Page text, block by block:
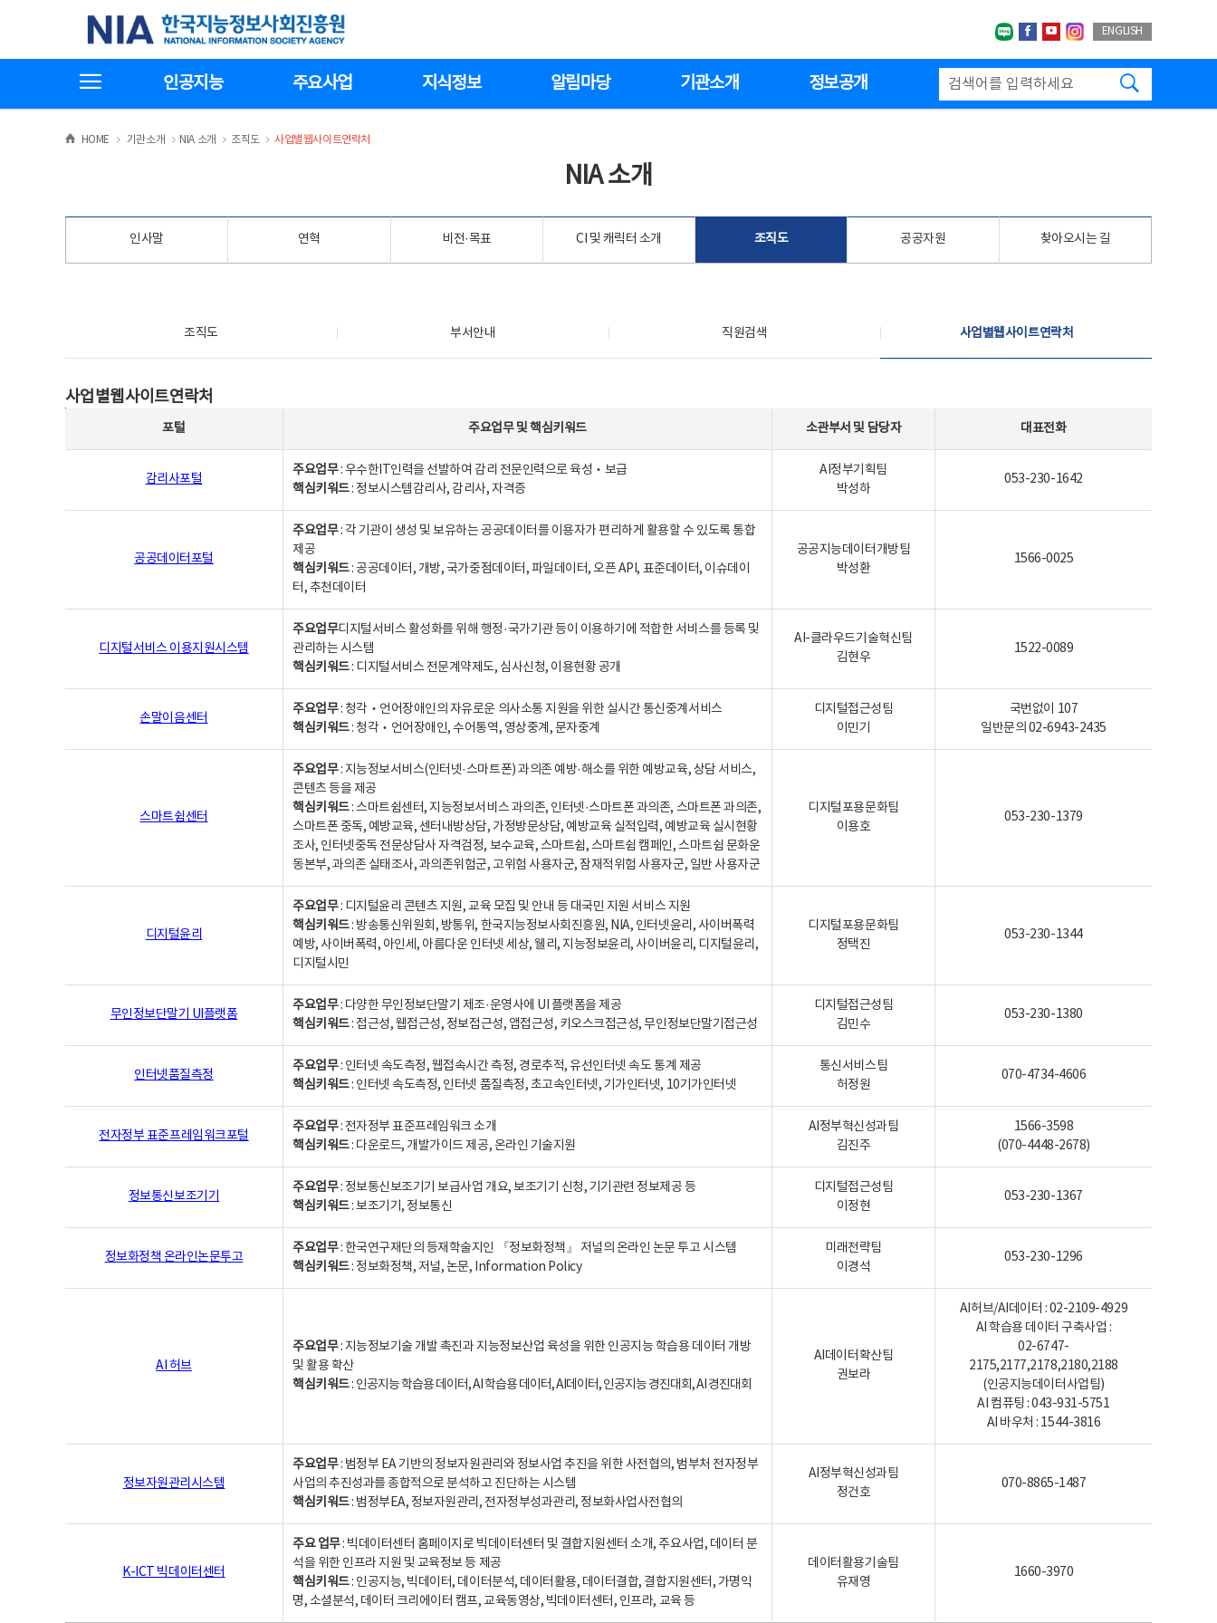
기
한국지능정보사회진흥원
네이버블로그
페이스북
유투브인스타그랩
ENGLISH
인공지능 주요사업 지식정보 알림마당 기관소개 정보공개
HOME >
기관소개 >NIA 소개 >
조직도 >
사업별웹사이트연락처
NIA 소개
인사말 연혁 비전·목표 CI 및 캐릭터 소개 조직도 공공자원 찾아오시는 길
조직도 부서안내 직원검색 사업별웹사이트연락처
사업별웹사이트연락처
포털 주요업무및핵심키워드 소관부서 및 담당자 대표전화
감리사포털
주요업무: 우수한IT인력을 선발하여 감리 전문인력으로 육성‧보급
핵심키워드: 정보시스템감리사, 감리사, 자격증
AI정부기획팀
박성하
053-230-1642
공공데이터포털
주요업무: 각 기관이 생성 및 보유하는 공공데이터를 이용자가 편리하게 활용할 수 있도록 통합
제공
핵심키워드: 공공데이터, 개방, 국가중점데이터, 파일데이터, 오픈 API, 표준데이터, 이슈데이
터, 추천데이터
공공지능데이터개방팀
박성환
1566-0025
디지털서비스 이용지원시스템
주요업무디지털서비스 활성화를 위해 행정·국가기관 등이 이용하기에 적합한 서비스를 등록 및
관리하는 시스템
핵심키워드: 디지털서비스 전문계약제도, 심사신청, 이용현황 공개
AI-클라우드기술혁신팀
김현우
1522-0089
손말이음센터
주요업무: 청각‧언어장애인의 자유로운 의사소통 지원을 위한 실시간 통신중계서비스
핵심키워드: 청각‧언어장애인, 수어통역, 영상중계, 문자중계
디지털접근성팀
이민기
국번없이 107
일반문의 02-6943-2435
스마트쉼센터
주요업무: 지능정보서비스(인터넷·스마트폰) 과의존 예방·해소를 위한 예방교육, 상담 서비스,
콘텐츠 등을 제공
핵심키워드: 스마트쉼센터, 지능정보서비스 과의존, 인터넷·스마트폰 과의존, 스마트폰 과의존,
스마트폰 중독, 예방교육, 센터내방상담, 가정방문상담, 예방교육 실적입력, 예방교육 실시현황
조사, 인터넷중독 전문상담사 자격검정, 보수교육, 스마트쉼, 스마트쉼 캠페인, 스마트쉼 문화운
동본부, 과의존 실태조사, 과의존위험군, 고위험 사용자군, 잠재적위험 사용자군, 일반 사용자군
디지털포용문화팀
이용호
053-230-1379
디지털윤리
주요업무: 디지털윤리 콘텐츠 지원, 교육 모집 및 안내 등 대국민 지원 서비스 지원
핵심키워드: 방송통신위원회, 방통위, 한국지능정보사회진흥원, NIA, 인터넷윤리, 사이버폭력
예방, 사이버폭력, 아인세, 아름다운 인터넷 세상, 웰리, 지능정보윤리, 사이버윤리, 디지털윤리,
디지털시민
디지털포용문화팀
정택진
053-230-1344
무인정보단말기 UI플랫폼
주요업무: 다양한 무인정보단말기 제조·운영사에 UI 플랫폼을 제공
핵심키워드: 접근성, 웹접근성, 정보접근성, 앱접근성, 키오스크접근성, 무인정보단말기접근성
디지털접근성팀
김민수
053-230-1380
인터넷품질측정
주요업무: 인터넷 속도측정, 웹접속시간 측정, 경로추적, 유선인터넷 속도 통계 제공
핵심키워드: 인터넷 속도측정, 인터넷 품질측정, 초고속인터넷, 기가인터넷, 10기가인터넷
통신서비스팀
허정원
070-4734-4606
전자정부 표준프레임워크포털
주요업무: 전자정부 표준프레임워크 소개
핵심키워드: 다운로드, 개발가이드 제공, 온라인 기술지원
AI정부혁신성과팀
김진주
1566-3598
(070-4448-2678)
정보통신보조기기
주요업무: 정보통신보조기기 보급사업 개요, 보조기기 신청, 기기관련 정보제공 등
핵심키워드: 보조기기, 정보통신
디지털접근성팀
이정현
053-230-1367
정보화정책 온라인논문투고
주요업무: 한국연구재단의 등재학술지인 『정보화정책』 저널의 온라인 논문 투고 시스템
핵심키워드: 정보화정책, 저널, 논문, Information Policy
미래전략팀
이경석
053-230-1296
AI 허브
주요업무: 지능정보기술 개발 촉진과 지능정보산업 육성을 위한 인공지능 학습용 데이터 개방
및 활용 확산
핵심키워드: 인공지능 학습용 데이터, AI 학습용 데이터, AI데이터, 인공지능 경진대회, AI 경진대회
AI데이터확산팀
권보라
AI허브/AI데이터 : 02-2109-4929
AI 학습용 데이터 구축사업 :
02-6747-
2175,2177,2178,2180,2188
(인공지능데이터사업팀)
AI 컴퓨팅 : 043-931-5751
AI 바우처 : 1544-3816
정보자원관리시스템
주요업무: 범정부 EA 기반의 정보자원관리와 정보사업 추진을 위한 사전협의, 범부처 전자정부
사업의 추진성과를 종합적으로 분석하고 진단하는 시스템
핵심키워드: 범정부EA, 정보자원관리, 전자정부성과관리, 정보화사업사전협의
AI정부혁신성과팀
정건호
070-8865-1487
K-ICT 빅데이터센터
주요 업무: 빅데이터센터 홈페이지로 빅데이터센터 및 결합지원센터 소개, 주요사업, 데이터 분
석을 위한 인프라 지원 및 교육정보 등 제공
핵심키워드: 인공지능, 빅데이터, 데이터분석, 데이터활용, 데이터결합, 결합지원센터, 가명익
명, 소셜분석, 데이터 크리에이터 캠프, 교육동영상, 빅데이터센터, 인프라, 교육 등
데이터활용기술팀
유재영
1660-3970